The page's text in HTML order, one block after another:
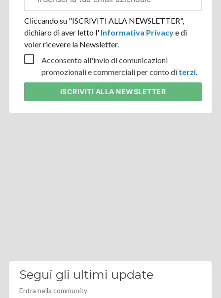
aziendale
Cliccando su "ISCRIVITI ALLA NEWSLETTER",
dichiaro di aver letto l' Informativa Privacye di
voler ricevere la Newsletter.
Acconsento all'invio di comunicazioni
promozionali e commerciali per conto di terzi.
ISCRIVITI ALLA NEWSLETTER
Segui gli ultimi update
Entra nella community